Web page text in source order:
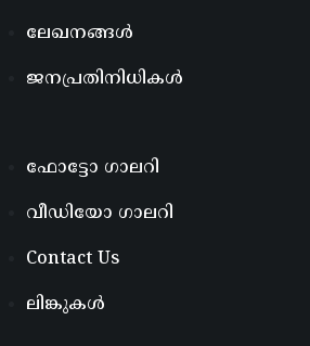
ലേഖനങ്ങൾ
ജനപ്രതിനിധികൾ
ഫോട്ടോ ഗാലറി
വീഡിയോ ഗാലറി
Contact Us
ലിങ്കുകൾ